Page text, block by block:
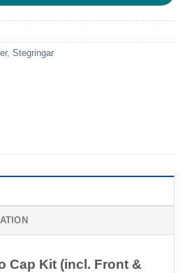
, Stegringar
Cap Kit (incl. Front &